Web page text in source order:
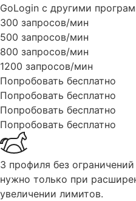
GoLogin с другими
300 запросов/мин
500 запросов/мин
800 запросов/мин
1200 запросов/мин
Попробовать бесплатно
Попробовать бесплатно
Попробовать бесплатно
Попробовать бесплатно
3 профиля без
нужно только при
увеличении лимитов.